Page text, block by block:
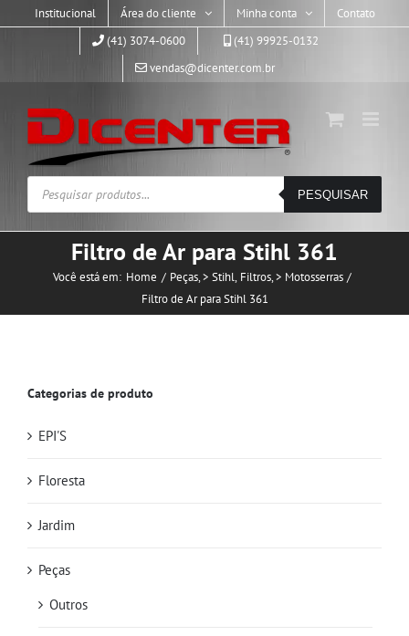
Institucional Área do cliente Minha conta
Contato
(41) 3074-0600
(41) 99925-0132
vendas@dicenter.com.br
Pesquisar
produtos
PESQUISAR
Filtro de Ar para Stihl 361
Você está em: Home Peças > Stihl Filtros > Motosserras
Filtro de Ar para Stihl 361
Categorias de produto
EPI'S
Floresta
Jardim
Peças
Outros